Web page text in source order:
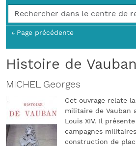
Page précédente
Histoire de Vauban
MICHEL Georges
Cet ouvrage relate
militaire de Vauban
Louis XIV. Il
campagnes
construction de